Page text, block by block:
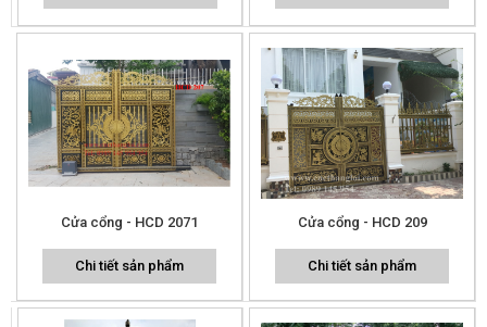
Cửa cổng - HCD 2071
Chi tiết sản phẩm
Cửa cổng - HCD 209
Chi tiết sản phẩm